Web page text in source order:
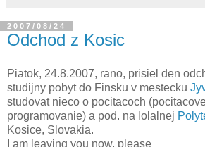
2007/08/24
Odchod z Kosic
Piatok, 24.8.2007, rano, prisiel den
studijny pobyt do Finsku v mestecku
studovat nieco o pocitacoch
programovanie) a pod. na lolalnej
Kosice, Slovakia.
I am leaving you now, please